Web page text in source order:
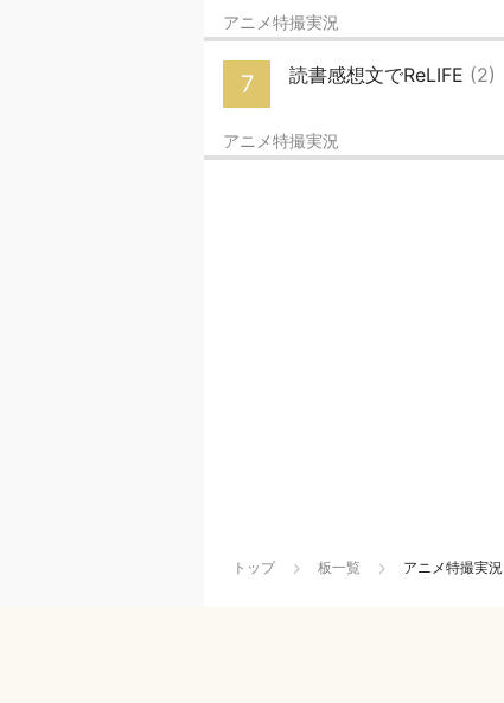
アニメ特撮実況
7 読書感想文でReLIFE (2)
アニメ特撮実況
トップ 板一覧 アニメ特撮実況